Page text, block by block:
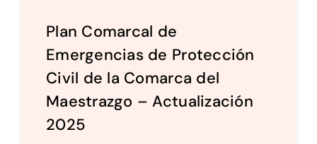
Plan Comarcal de
Emergencias de Protección
Civil de la Comarca del
Maestrazgo – Actualización
2025